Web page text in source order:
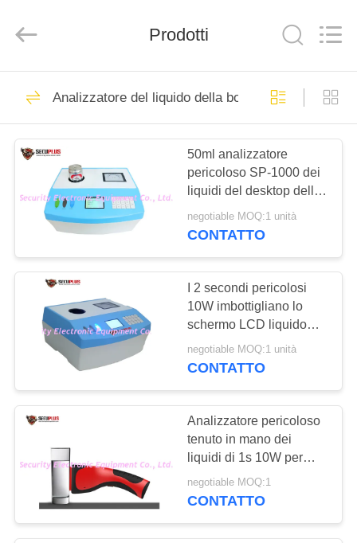
CASA
PRODOTTI
CIRCA
GIRO
DELLA
FABBRICA
CONTROLLO
DI
QUALITÀ
CONTATTICI
NOTIZIE
EQUIPMENT
Rights
Raggi x bagaglio
Scanner
396
Bagaglio e
l'ispezione del
pacco
260
Camminare
attraverso Metal
Detector
159
Prodotti
Analizzatore del liquido della bottiglia
50ml analizzatore
pericoloso SP-1000 dei
liquidi del desktop della
bottiglia 10W
negotiable MOQ:1 unità
CONTATTO
I 2 secondi pericolosi
10W imbottigliano lo
schermo LCD liquido
dell'analizzatore
SP1000
negotiable MOQ:1 unità
CONTATTO
Analizzatore pericoloso
tenuto in mano dei
liquidi di 1s 10W per
l'aeroporto
negotiable MOQ:1
CONTATTO